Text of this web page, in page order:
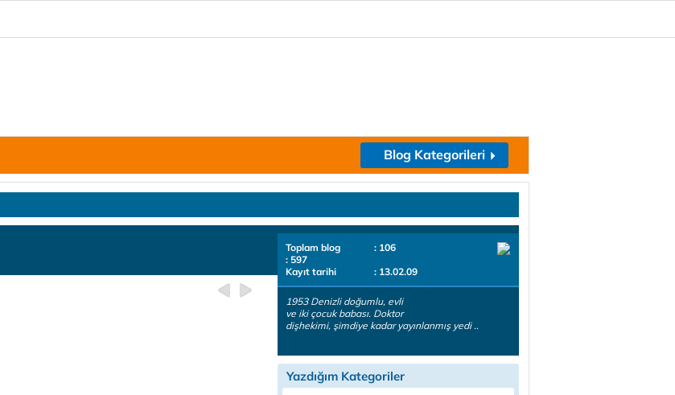
Blog Kategorileri
Toplam blog
: 106
: 597
Kayıt tarihi
: 13.02.09
1953 Denizli doğumlu, evli
ve iki çocuk babası. Doktor
dişhekimi, şimdiye kadar yayınlanmış yedi ..
Yazdığım Kategoriler